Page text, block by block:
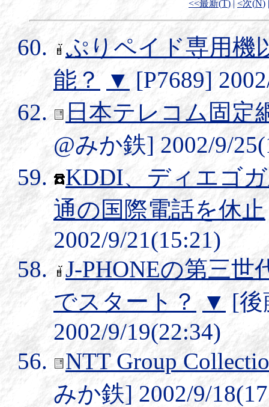
<<最新(T) | <次(N)
ぷりペイド専用機
能？
▼ [P7689]
日本テレコム固定
@みか鉄] 2002/9/
KDDI、ディエゴ
通の国際電話を休止
2002/9/21(15:21)
J-PHONEの第三世
でスタート？
▼ [後
2002/9/19(22:34)
NTT Group
みか鉄] 2002/9/